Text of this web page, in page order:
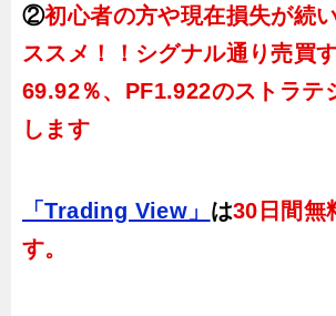
②初心者の方や現在損失が続
ススメ！！シグナル通り売買
69.92％、PF1.922のストラテ
します
「Trading View」 は30日間無
す。